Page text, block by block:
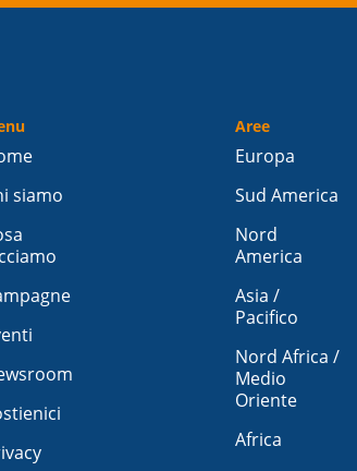
siamo
Aree
Europa
Sud America
Nord
America
Asia /
Pacifico
Nord Africa /
Medio
Oriente
Africa